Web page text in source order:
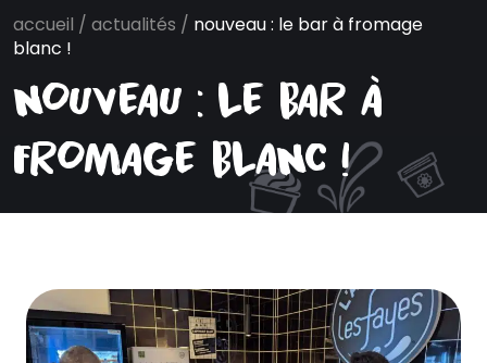
accueil / actualités / nouveau : le bar à fromage
blanc !
nouveau : le bar à
fromage blanc !